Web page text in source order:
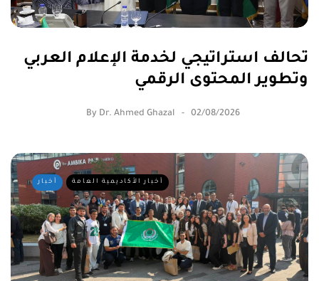
تحالف استراتيجي لخدمة الإعلام العربي
وتطوير المحتوى الرقمي
By Dr. Ahmed Ghazal 02/08/2026
أخبار أخبار الأكاديمية العامة